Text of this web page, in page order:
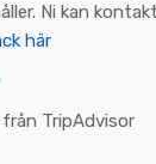
Ni kan
här
TripAdvisor